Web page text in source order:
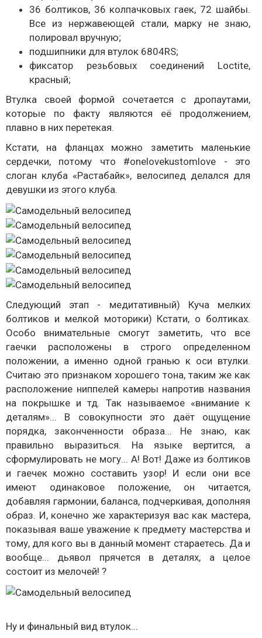
36 болтиков, 36 колпачковых гаек, 72 шайбы.
Все из нержавеющей стали, марку не знаю,
полировал вручную;
подшипники для втулок 6804RS;
фиксатор резьбовых соединений Loctite,
красный;
Втулка своей формой сочетается с дропаутами,
которые по факту являются её продолжением,
плавно в них перетекая.
Кстати, на фланцах можно заметить маленькие
сердечки, потому что #onelovekustomlove - это
слоган клуба «Растабайк», велосипед делался для
девушки из этого клуба.
Следующий этап - медитативный) Куча мелких
болтиков и мелкой моторики) Кстати, о болтиках.
Особо внимательные смогут заметить, что все
гаечки расположены в строго определенном
положении, а именно одной гранью к оси втулки.
Считаю это признаком хорошего тона, таким же как
расположение ниппелей камеры напротив названия
на покрышке и тд. Так называемое «внимание к
деталям»... В совокупности это даёт ощущение
порядка, законченности образа... Не знаю, как
правильно выразиться. На языке вертится, а
сформулировать не могу... А! Вот! Даже из болтиков
и гаечек можно составить узор! И если они все
имеют одинаковое положение, он читается,
добавляя гармонии, баланса, подчеркивая, дополняя
образ. И, конечно же характеризуя вас как мастера,
показывая ваше уважение к предмету мастерства и
тому, для кого вы в данный момент стараетесь. Да и
вообще... дьявол прячется в деталях, а целое
состоит из мелочей! ?
Ну и финальный вид втулок...